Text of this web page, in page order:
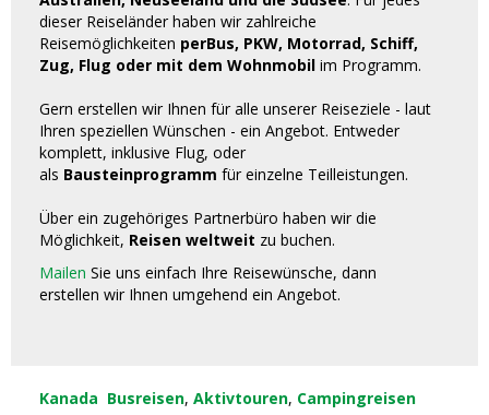
dieser Reiseländer haben wir zahlreiche
Reisemöglichkeiten perBus, PKW, Motorrad, Schiff,
Zug, Flug oder mit dem Wohnmobil im Programm.
Gern erstellen wir Ihnen für alle unserer Reiseziele - laut
Ihren speziellen Wünschen - ein Angebot. Entweder
komplett, inklusive Flug, oder
als Bausteinprogramm für einzelne Teilleistungen.
Über ein zugehöriges Partnerbüro haben wir die
Möglichkeit, Reisen weltweit zu buchen.
Mailen Sie uns einfach Ihre Reisewünsche, dann
erstellen wir Ihnen umgehend ein Angebot.
Kanada Busreisen, Aktivtouren, Campingreisen